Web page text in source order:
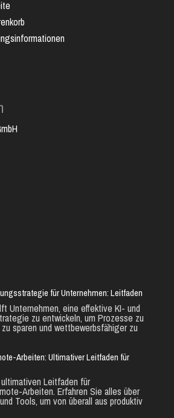
für Unternehmen: Leitfaden
Unternehmen, eine effektive KI- und
zu entwickeln, um Prozesse zu
sparen und wettbewerbsfähiger zu
Arbeiten: Ultimativer Leitfaden für
Leitfaden für
Arbeiten. Erfahren Sie alles über
Tools, um von überall aus produktiv